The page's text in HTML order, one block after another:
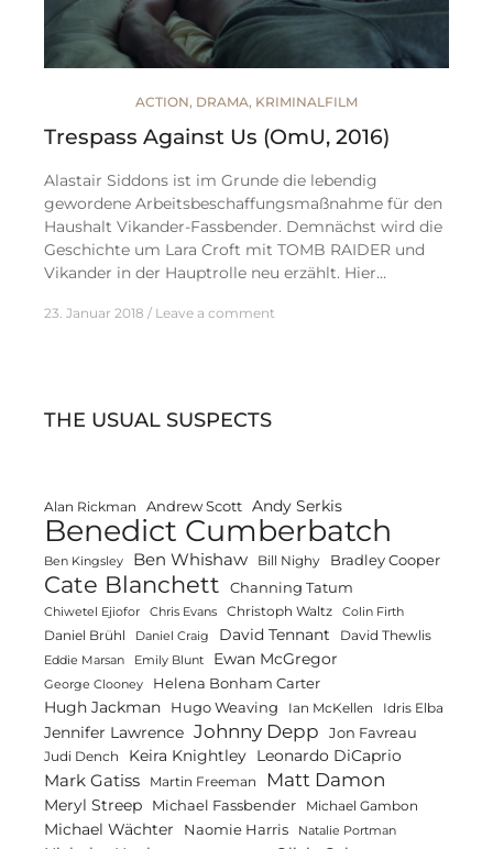
ACTION, DRAMA, KRIMINALFILM
Trespass Against Us (OmU, 2016)
Alastair Siddons ist im Grunde die lebendig
gewordene Arbeitsbeschaffungsmaßnahme für den
Haushalt Vikander-Fassbender. Demnächst wird die
Geschichte um Lara Croft mit TOMB RAIDER und
Vikander in der Hauptrolle neu erzählt. Hier…
23. Januar 2018 Leave a comment
THE USUAL SUSPECTS
Alan Rickman Andrew Scott Andy Serkis
Benedict Cumberbatch
Ben Kingsley Ben Whishaw Bill Nighy Bradley Cooper
Cate Blanchett Channing Tatum
Chiwetel Ejiofor Chris Evans Christoph Waltz Colin Firth
Daniel Brühl Daniel Craig David Tennant David Thewlis
Eddie Marsan Emily Blunt Ewan McGregor
George Clooney Helena Bonham Carter
Hugh Jackman Hugo Weaving Ian McKellen Idris Elba
Jennifer Lawrence Johnny Depp Jon Favreau
Judi Dench Keira Knightley Leonardo DiCaprio
Mark Gatiss Martin Freeman Matt Damon
Meryl Streep Michael Fassbender Michael Gambon
Michael Wächter Naomie Harris Natalie Portman